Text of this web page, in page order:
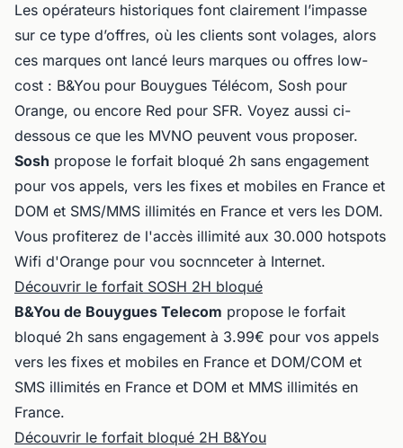
Les opérateurs historiques font clairement l’impasse
sur ce type d’offres, où les clients sont volages, alors
ces marques ont lancé leurs marques ou offres low-
cost : B&You pour Bouygues Télécom, Sosh pour
Orange, ou encore Red pour SFR. Voyez aussi ci-
dessous ce que les MVNO peuvent vous proposer.
Sosh propose le forfait bloqué 2h sans engagement
pour vos appels, vers les fixes et mobiles en France et
DOM et SMS/MMS illimités en France et vers les DOM.
Vous profiterez de l'accès illimité aux 30.000 hotspots
Wifi d'Orange pour vou socnnceter à Internet.
Découvrir le forfait SOSH 2H bloqué
B&You de Bouygues Telecom propose le forfait
bloqué 2h sans engagement à 3.99€ pour vos appels
vers les fixes et mobiles en France et DOM/COM et
SMS illimités en France et DOM et MMS illimités en
France.
Découvrir le forfait bloqué 2H B&You